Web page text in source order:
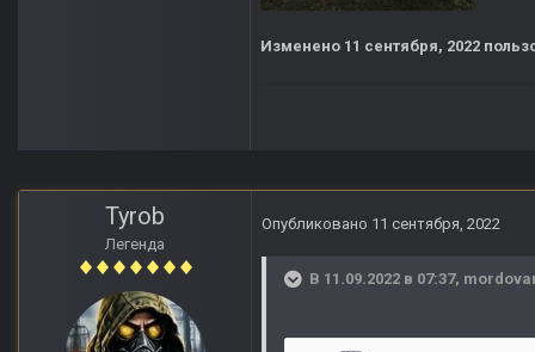
Изменено 11 сентября, 2022
Tyrob
Легенда
Опубликовано 11 сентября, 2022
В 11.09.2022 в 07:37,